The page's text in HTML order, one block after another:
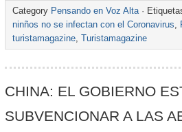
Category Pensando en Voz Alta·
ninños no se infectan con el Coronavirus,
turistamagazine, Turistamagazine
CHINA: EL GOBIERNO
SUBVENCIONAR A LAS